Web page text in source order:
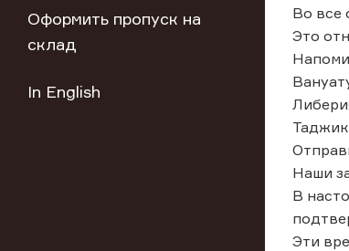
Оформить пропуск на
склад
In English
Во все
Это
Наши
В
Эти